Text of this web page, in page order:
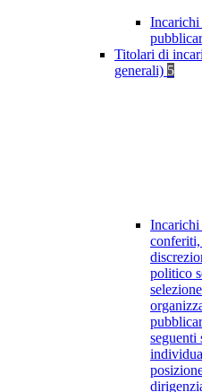
Incarichi
Titolari di
generali) 5
Incarichi
politico